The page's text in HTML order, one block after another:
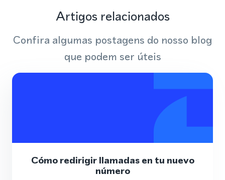
Artigos relacionados
Confira algumas postagens do nosso blog
que podem ser úteis
Cómo redirigir llamadas en tu nuevo
número